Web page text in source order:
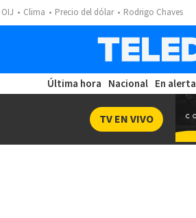
OIJ Clima Precio del dólar Rodrigo Chaves
Última hora Nacional En alerta
TV EN VIVO